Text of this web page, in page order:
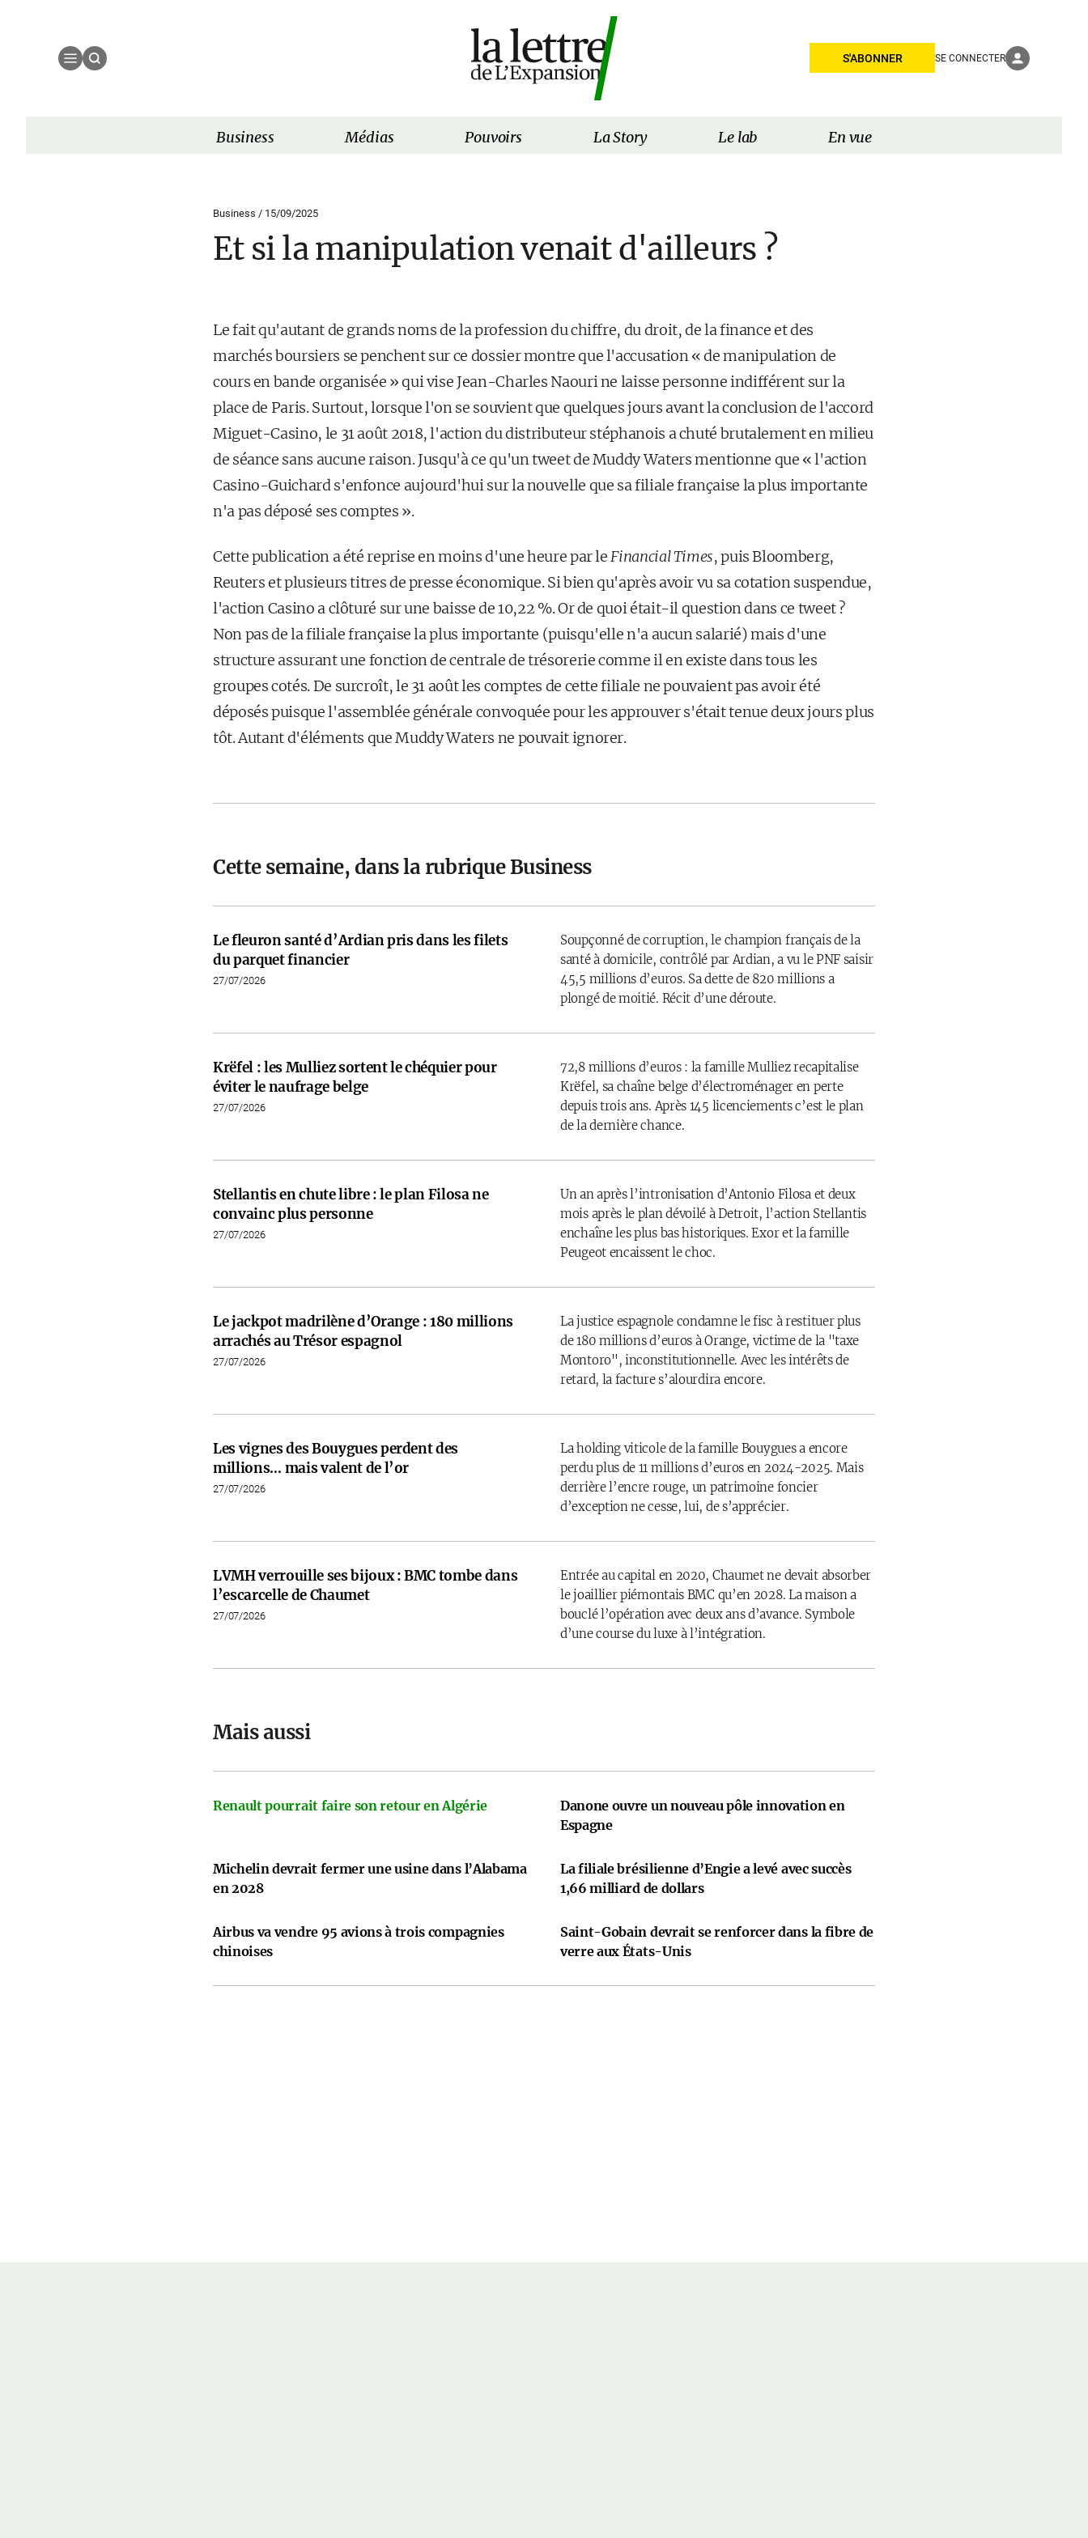
S'ABONNER SE CONNECTER
Business Médias Pouvoirs La Story Le lab En vue
Business / 15/09/2025
Et si la manipulation venait d'ailleurs ?
Le fait qu'autant de grands noms de la profession du chiffre, du droit, de la finance et des
marchés boursiers se penchent sur ce dossier montre que l'accusation « de manipulation de
cours en bande organisée » qui vise Jean-Charles Naouri ne laisse personne indifférent sur la
place de Paris. Surtout, lorsque l'on se souvient que quelques jours avant la conclusion de l'accord
Miguet-Casino, le 31 août 2018, l'action du distributeur stéphanois a chuté brutalement en milieu
de séance sans aucune raison. Jusqu'à ce qu'un tweet de Muddy Waters mentionne que « l'action
Casino-Guichard s'enfonce aujourd'hui sur la nouvelle que sa filiale française la plus importante
n'a pas déposé ses comptes ».
Cette publication a été reprise en moins d'une heure par leFinancial Times, puis Bloomberg,
Reuters et plusieurs titres de presse économique. Si bien qu'après avoir vu sa cotation suspendue,
l'action Casino a clôturé sur une baisse de 10,22 %. Or de quoi était-il question dans ce tweet ?
Non pas de la filiale française la plus importante (puisqu'elle n'a aucun salarié) mais d'une
structure assurant une fonction de centrale de trésorerie comme il en existe dans tous les
groupes cotés. De surcroît, le 31 août les comptes de cette filiale ne pouvaient pas avoir été
déposés puisque l'assemblée générale convoquée pour les approuver s'était tenue deux jours plus
tôt. Autant d'éléments que Muddy Waters ne pouvait ignorer.
Cette semaine, dans la rubrique Business
Le fleuron santé d’Ardian pris dans les filets
du parquet financier
27/07/2026
Soupçonné de corruption, le champion français de la
santé à domicile, contrôlé par Ardian, a vu le PNF saisir
45,5 millions d’euros. Sa dette de 820 millions a
plongé de moitié. Récit d’une déroute.
Krëfel : les Mulliez sortent le chéquier pour
éviter le naufrage belge
27/07/2026
72,8 millions d’euros : la famille Mulliez recapitalise
Krëfel, sa chaîne belge d’électroménager en perte
depuis trois ans. Après 145 licenciements c’est le plan
de la dernière chance.
Stellantis en chute libre : le plan Filosa ne
convainc plus personne
27/07/2026
Un an après l’intronisation d’Antonio Filosa et deux
mois après le plan dévoilé à Detroit, l’action Stellantis
enchaîne les plus bas historiques. Exor et la famille
Peugeot encaissent le choc.
Le jackpot madrilène d’Orange : 180 millions
arrachés au Trésor espagnol
27/07/2026
La justice espagnole condamne le fisc à restituer plus
de 180 millions d’euros à Orange, victime de la "taxe
Montoro", inconstitutionnelle. Avec les intérêts de
retard, la facture s’alourdira encore.
Les vignes des Bouygues perdent des
millions… mais valent de l’or
27/07/2026
La holding viticole de la famille Bouygues a encore
perdu plus de 11 millions d’euros en 2024-2025. Mais
derrière l’encre rouge, un patrimoine foncier
d’exception ne cesse, lui, de s’apprécier.
LVMH verrouille ses bijoux : BMC tombe dans
l’escarcelle de Chaumet
27/07/2026
Entrée au capital en 2020, Chaumet ne devait absorber
le joaillier piémontais BMC qu’en 2028. La maison a
bouclé l’opération avec deux ans d’avance. Symbole
d’une course du luxe à l’intégration.
Mais aussi
Renault pourrait faire son retour en Algérie
Danone ouvre un nouveau pôle innovation en
Espagne
Michelin devrait fermer une usine dans l’Alabama
en 2028
La filiale brésilienne d’Engie a levé avec succès
1,66 milliard de dollars
Airbus va vendre 95 avions à trois compagnies
chinoises
Saint-Gobain devrait se renforcer dans la fibre de
verre aux États-Unis